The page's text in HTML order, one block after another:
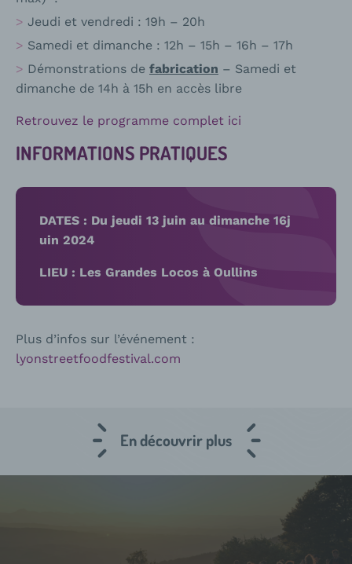
Jeudi et vendredi : 19h – 20h
Samedi et dimanche : 12h – 15h – 16h – 17h
Démonstrations de fabrication – Samedi et
dimanche de 14h à 15h en accès libre
Retrouvez le programme complet ici
INFORMATIONS PRATIQUES
DATES : Du jeudi 13 juin au dimanche 16j
uin 2024
LIEU : Les Grandes Locos à Oullins
Plus d’infos sur l’événement :
lyonstreetfoodfestival.com
En découvrir plus